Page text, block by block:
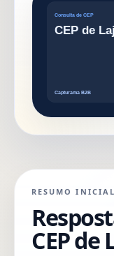
RESUMO INICIAL
CEP de